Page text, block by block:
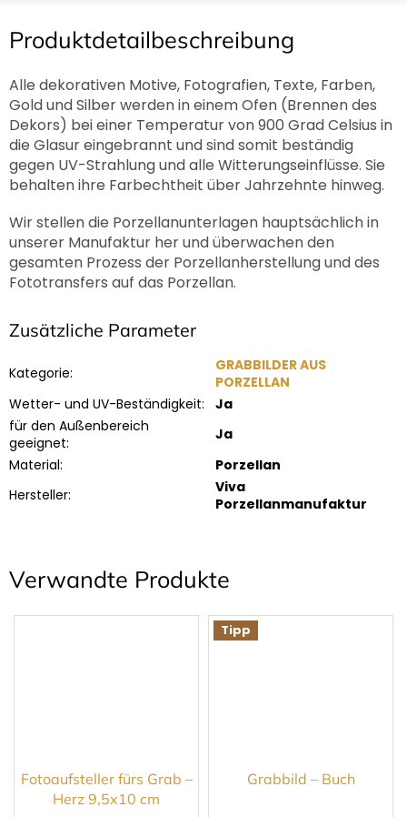
Verwandte Produkte
Fotoaufsteller fürs Grab –
Herz 9,5x10 cm
Tipp
Grabbild – Buch
Produktdetailbeschreibung
Alle dekorativen Motive, Fotografien, Texte, Farben,
Gold und Silber werden in einem Ofen (Brennen des
Dekors) bei einer Temperatur von 900 Grad Celsius in
die Glasur eingebrannt und sind somit beständig
gegen UV-Strahlung und alle Witterungseinflüsse. Sie
behalten ihre Farbechtheit über Jahrzehnte hinweg.
Wir stellen die Porzellanunterlagen hauptsächlich in
unserer Manufaktur her und überwachen den
gesamten Prozess der Porzellanherstellung und des
Fototransfers auf das Porzellan.
Zusätzliche Parameter
Kategorie:
GRABBILDER AUS
PORZELLAN
Wetter- und UV-Beständigkeit:
Ja
für den Außenbereich
geeignet:
Ja
Material:
Porzellan
Hersteller:
Viva
Porzellanmanufaktur